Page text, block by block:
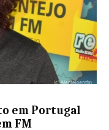
em Portugal
FM